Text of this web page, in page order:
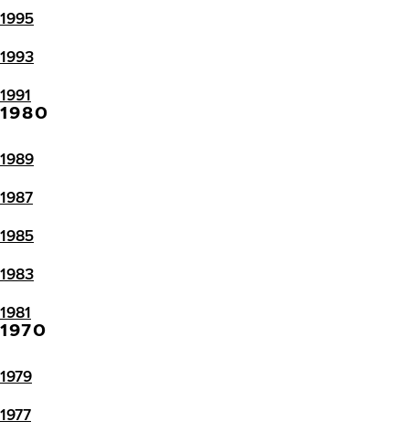
1995
1993
1991
1980
1989
1987
1985
1983
1981
1970
1979
1977